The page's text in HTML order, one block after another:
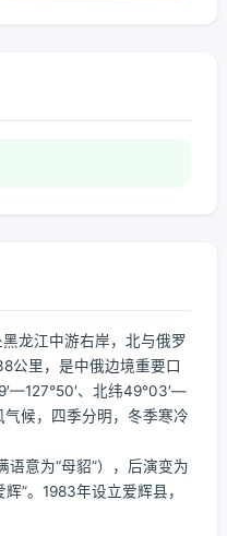
龙江中游右岸，北与俄罗
公里，是中俄边境重要口
、北纬49°03′—
候，四季分明，冬季寒冷
语意为“母貂”），后演变为
”。1983年设立爱辉县，